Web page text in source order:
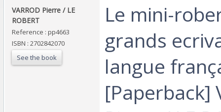
‎VARROD Pierre / LE
ROBERT ‎
Reference : pp4663
ISBN : 2702842070
See the book
‎Le mini-
grands
langue
[Paperback]